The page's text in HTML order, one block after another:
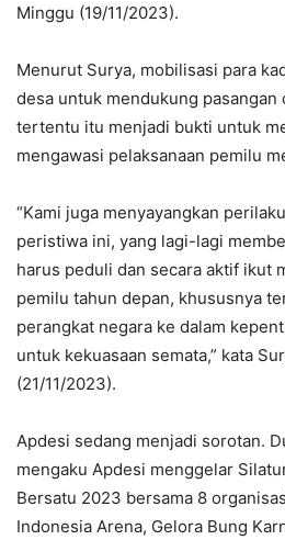
Minggu (19/11/2023).
Menurut Surya, mobilisasi para
desa untuk mendukung
tertentu itu menjadi bukti untuk
mengawasi pelaksanaan pemilu
“Kami juga menyayangkan
peristiwa ini, yang lagi-lagi
harus peduli dan secara aktif ikut
pemilu tahun depan, khususnya
perangkat negara ke dalam
untuk kekuasaan semata,” kata
(21/11/2023).
Apdesi sedang menjadi sorotan.
mengaku Apdesi menggelar
Bersatu 2023 bersama 8
Indonesia Arena, Gelora Bung